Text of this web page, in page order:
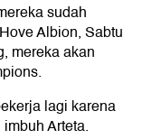
sudah
Albion, Sabtu
mereka akan
lagi karena
Arteta.